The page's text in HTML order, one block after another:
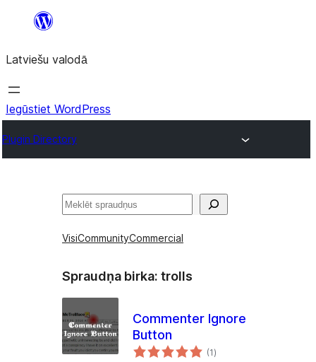
Pāriet
saturu
Latviešu valodā
Iegūstiet WordPress
Plugin Directory
Meklēt
VisiCommunityCommercial
Spraudņa birka: trolls
Commenter Ignore
Button
(1vērtējumu
kopsumma
)